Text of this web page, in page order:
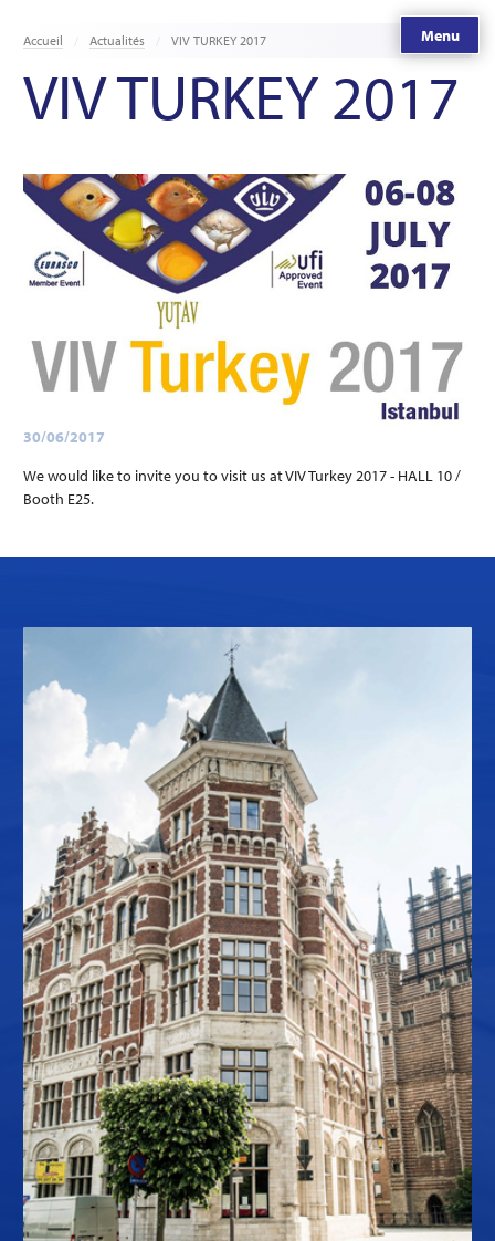
Menu
Accueil Actualités VIV TURKEY 2017
VIV TURKEY 2017
30/06/2017
We would like to invite you to visit us at VIV Turkey 2017 - HALL 10 /
Booth E25.